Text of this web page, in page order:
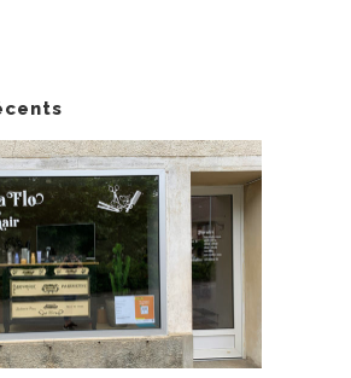
DE VITRINE
LE SALON CHEZ LA
D’UN D’HAIR
visuelle |Illustration | Logo